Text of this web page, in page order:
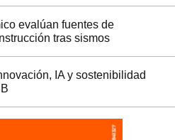
evalúan fuentes de
tras sismos
IA y sostenibilidad